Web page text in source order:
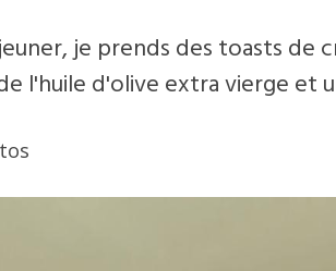
je prends des toasts de
l'huile d'olive extra vierge et